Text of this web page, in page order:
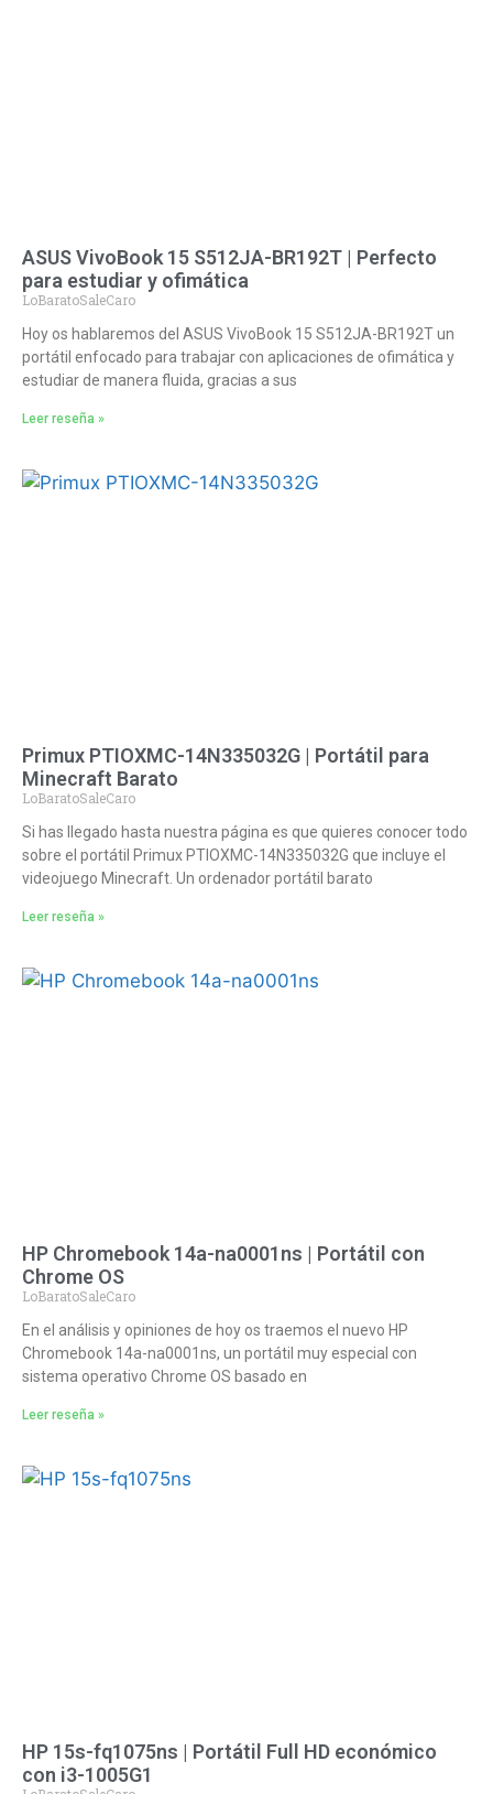
ASUS VivoBook 15 S512JA-BR192T | Perfecto
para estudiar y ofimática
LoBaratoSaleCaro
Hoy os hablaremos del ASUS VivoBook 15 S512JA-BR192T un
portátil enfocado para trabajar con aplicaciones de ofimática y
estudiar de manera fluida, gracias a sus
Leer reseña »
Primux PTIOXMC-14N335032G | Portátil para
Minecraft Barato
LoBaratoSaleCaro
Si has llegado hasta nuestra página es que quieres conocer todo
sobre el portátil Primux PTIOXMC-14N335032G que incluye el
videojuego Minecraft. Un ordenador portátil barato
Leer reseña »
HP Chromebook 14a-na0001ns | Portátil con
Chrome OS
LoBaratoSaleCaro
En el análisis y opiniones de hoy os traemos el nuevo HP
Chromebook 14a-na0001ns, un portátil muy especial con
sistema operativo Chrome OS basado en
Leer reseña »
HP 15s-fq1075ns | Portátil Full HD económico
con i3-1005G1